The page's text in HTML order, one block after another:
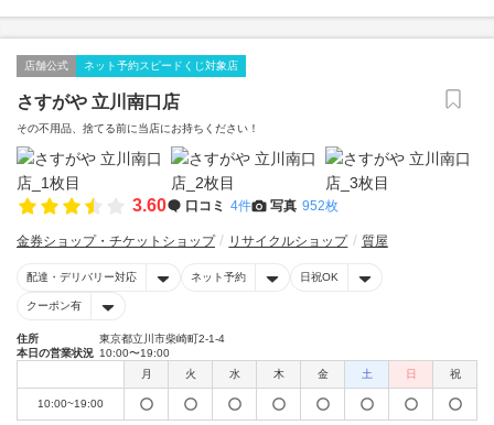
店舗公式 ネット予約スピードくじ対象店
さすがや 立川南口店
その不用品、捨てる前に当店にお持ちください！
3.60 口コミ 4件 写真 952枚
金券ショップ・チケットショップ リサイクルショップ 質屋
配達・デリバリー対応 ネット予約 日祝OK
クーポン有
住所
東京都立川市柴崎町2-1-4
本日の営業状況 10:00〜19:00
月
火 水 木 金 土 日 祝
10:00~19:00